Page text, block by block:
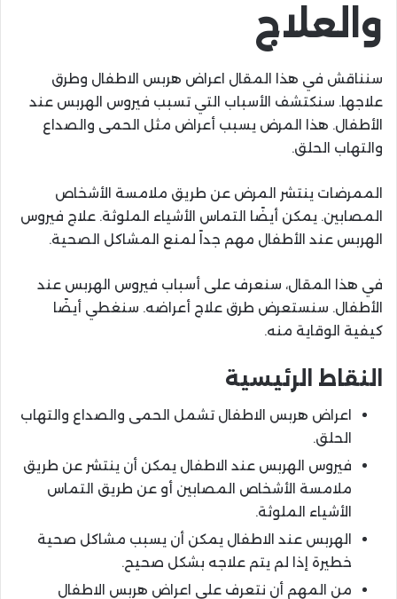
والعلاج
سنناقش في هذا المقال اعراض هربس الاطفال وطرق
علاجها. سنكتشف الأسباب التي تسبب فيروس الهربس عند
الأطفال. هذا المرض يسبب أعراض مثل الحمى والصداع
والتهاب الحلق.
الممرضات ينتشر المرض عن طريق ملامسة الأشخاص
المصابين. يمكن أيضًا التماس الأشياء الملوثة. علاج فيروس
الهربس عند الأطفال مهم جداً لمنع المشاكل الصحية.
في هذا المقال، سنعرف على أسباب فيروس الهربس عند
الأطفال. سنستعرض طرق علاج أعراضه. سنغطي أيضًا
كيفية الوقاية منه.
النقاط الرئيسية
اعراض هربس الاطفال تشمل الحمى والصداع والتهاب
الحلق.
فيروس الهربس عند الاطفال يمكن أن ينتشر عن طريق
ملامسة الأشخاص المصابين أو عن طريق التماس
الأشياء الملوثة.
الهربس عند الاطفال يمكن أن يسبب مشاكل صحية
خطيرة إذا لم يتم علاجه بشكل صحيح.
من المهم أن نتعرف على اعراض هربس الاطفال